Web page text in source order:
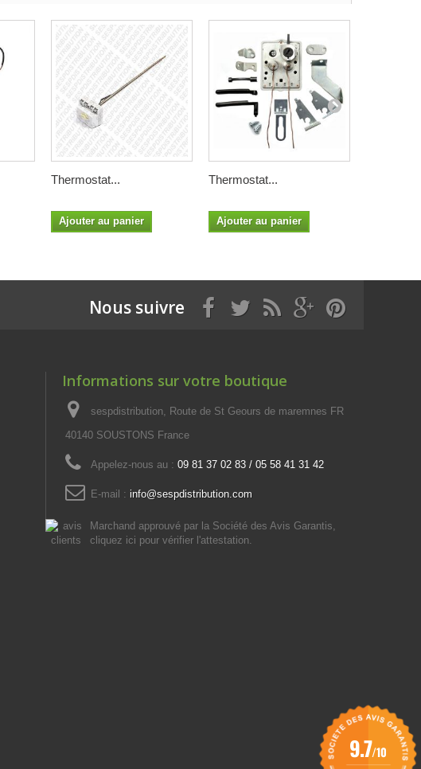
Thermostat...
Ajouter au panier
Thermostat...
Ajouter au panier
Nous suivre
Informations sur votre boutique
sespdistribution, Route de St Geours de maremnes FR
40140 SOUSTONS France
Appelez-nous au : 09 81 37 02 83 / 05 58 41 31 42
E-mail : info@sespdistribution.com
Marchand approuvé par la Société des Avis Garantis,
cliquez ici pour vérifier l'attestation.
9.7/10